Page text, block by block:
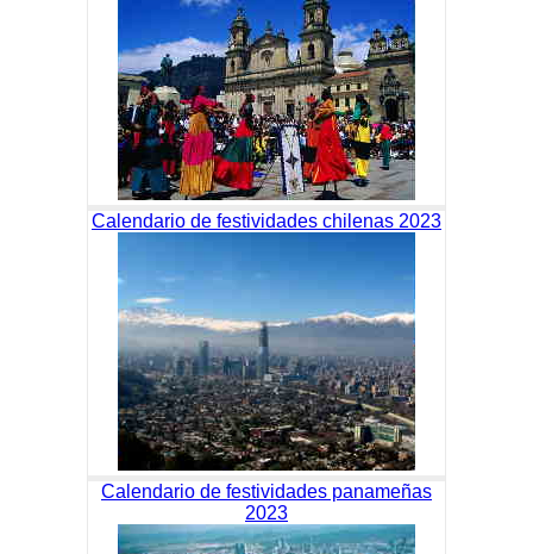
Calendario de festividades chilenas 2023
Calendario de festividades panameñas
2023